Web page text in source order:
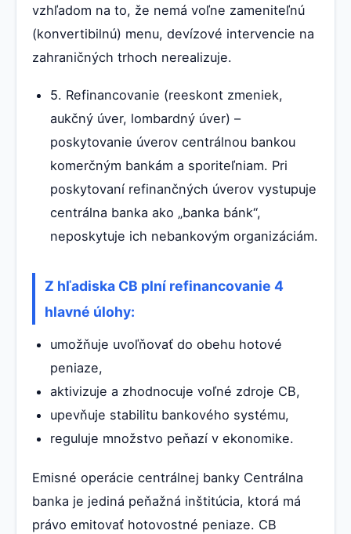
vzhľadom na to, že nemá voľne zameniteľnú
(konvertibilnú) menu, devízové intervencie na
zahraničných trhoch nerealizuje.
5. Refinancovanie (reeskont zmeniek,
aukčný úver, lombardný úver) –
poskytovanie úverov centrálnou bankou
komerčným bankám a sporiteľniam. Pri
poskytovaní refinančných úverov vystupuje
centrálna banka ako „banka bánk“,
neposkytuje ich nebankovým organizáciám.
Z hľadiska CB plní refinancovanie 4
hlavné úlohy:
umožňuje uvoľňovať do obehu hotové
peniaze,
aktivizuje a zhodnocuje voľné zdroje CB,
upevňuje stabilitu bankového systému,
reguluje množstvo peňazí v ekonomike.
Emisné operácie centrálnej banky Centrálna
banka je jediná peňažná inštitúcia, ktorá má
právo emitovať hotovostné peniaze. CB